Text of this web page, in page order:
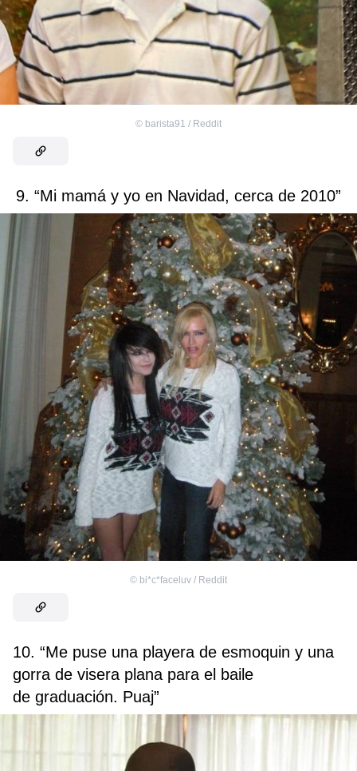
© barista91 / Reddit
9. “Mi mamá y yo en Navidad, cerca de 2010”
© bi*c*faceluv / Reddit
10. “Me puse una playera de esmoquin y una
gorra de visera plana para el baile
de graduación. Puaj”